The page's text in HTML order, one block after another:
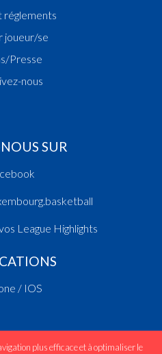
réglements
joueur/se
Presse
nous
SUR
League Highlights
/ IOS
plus efficace et à optimaliser le